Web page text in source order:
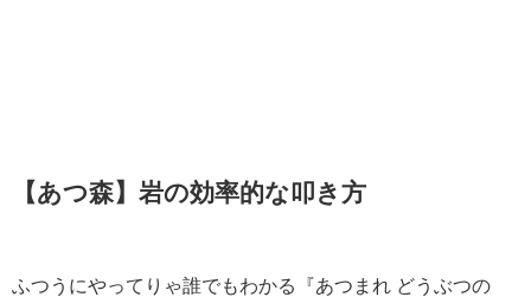
【あつ森】岩の効率的な叩き方
ふつうにやってりゃ誰でもわかる『あつまれ どうぶつの